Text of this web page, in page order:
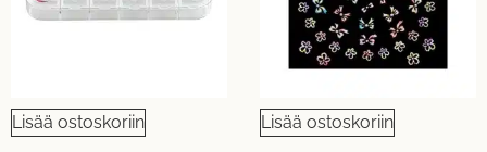
Lisää ostoskoriin Lisää ostoskoriin